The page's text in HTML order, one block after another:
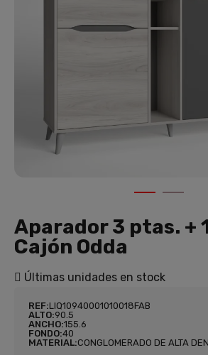
Aparador 3 ptas. +
Cajón Odda
Últimas unidades en stock
REF:LIQ10940001010018FAB
ALTO:90.5
ANCHO:155.6
FONDO:40
MATERIAL:CONGLOMERADO DE ALTA